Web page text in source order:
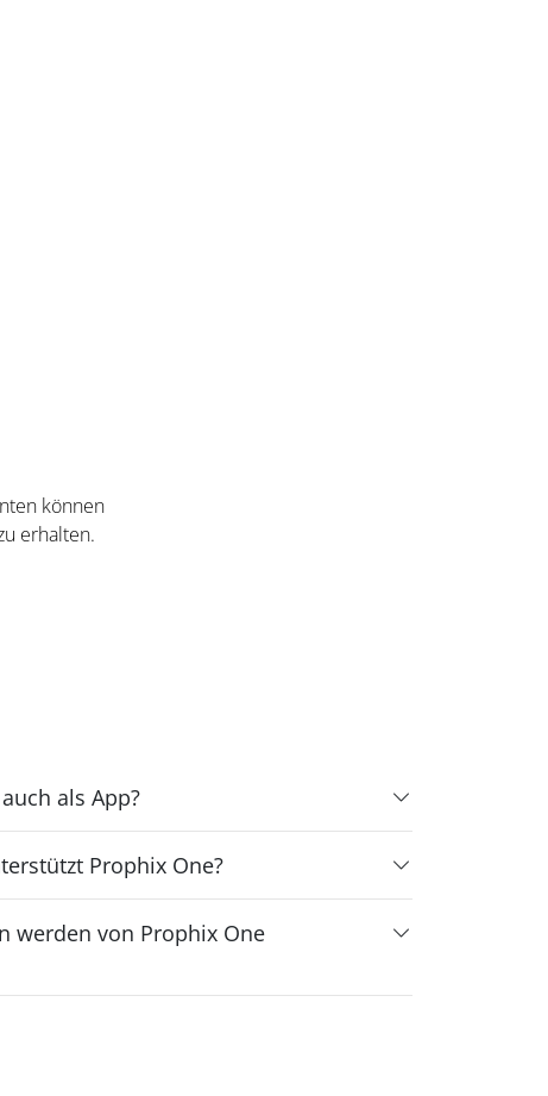
können
erhalten.
als App?
Prophix One?
werden von Prophix One